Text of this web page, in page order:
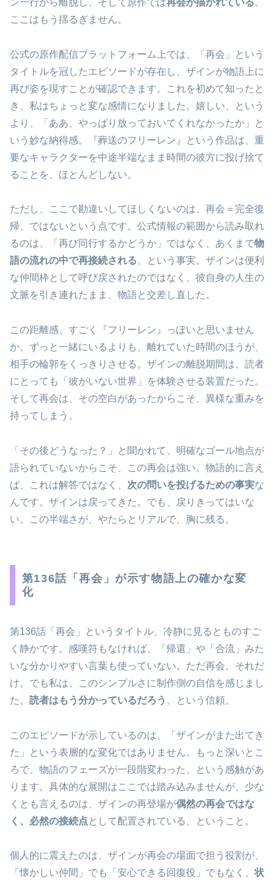
ここはもう揺るぎません。
公式の原作配信プラットフォーム上では、「再会」という
タイトルを冠したエピソードが存在し、ザインが物語上に
再び姿を現すことが確認できます。これを初めて知ったと
き、私はちょっと変な感情になりました。嬉しい、という
より、「ああ、やっぱり放っておいてくれなかったか」と
いう妙な納得感。『葬送のフリーレン』という作品は、重
要なキャラクターを中途半端なまま時間の彼方に投げ捨て
ることを、ほとんどしない。
ただし、ここで勘違いしてほしくないのは、再会＝完全復
帰、ではないという点です。公式情報の範囲から読み取れ
るのは、「再び同行するかどうか」ではなく、あくまで物
語の流れの中で再接続される 、という事実。ザインは便利
な仲間枠として呼び戻されたのではなく、彼自身の人生の
文脈を引き連れたまま、物語と交差し直した。
この距離感、すごく『フリーレン』っぽいと思いません
か。ずっと一緒にいるよりも、離れていた時間のほうが、
相手の輪郭をくっきりさせる。ザインの離脱期間は、読者
にとっても「彼がいない世界」を体験させる装置だった。
そして再会は、その空白があったからこそ、異様な重みを
持ってしまう。
「その後どうなった？」と聞かれて、明確なゴール地点が
語られていないからこそ、この再会は強い。物語的に言え
ば、これは解答ではなく、 次の問いを投げるための事実な
んです。ザインは戻ってきた。でも、戻りきってはいな
い。この半端さが、やたらとリアルで、胸に残る。
第136話「再会」が示す物語上の確かな変
化
第136話「再会」というタイトル、冷静に見るとものすご
く静かです。感嘆符もなければ、「帰還」や「合流」みた
いな分かりやすい言葉も使っていない。ただ再会。それだ
け。でも私は、このシンプルさに制作側の自信を感じまし
た。 読者はもう分かっているだろう 、という信頼。
このエピソードが示しているのは、「ザインがまた出てき
た」という表層的な変化ではありません。もっと深いとこ
ろで、物語のフェーズが一段階変わった、という感触があ
ります。具体的な展開はここでは踏み込みませんが、少な
くとも言えるのは、ザインの再登場が偶然の再会ではな
く、必然の接続点 として配置されている、ということ。
個人的に震えたのは、ザインが再会の場面で担う役割が、
「懐かしい仲間」でも「安心できる回復役」でもなく、状